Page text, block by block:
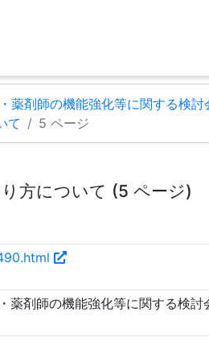
薬剤師の機能強化等に関する検討
て
5 ページ
方について (5 ページ)
剤師の機能強化等に関する検討